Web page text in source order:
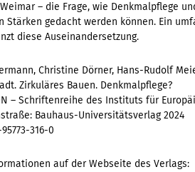
– die Frage, wie Denkmalpflege
Stärken gedacht werden können. Ein
diese Auseinandersetzung.
Christine Dörner, Hans-Rudolf
Zirkuläres Bauen. Denkmalpflege?
– Schriftenreihe des Instituts für
Bauhaus-Universitätsverlag 2024
316-0
auf der Webseite des Verlags: